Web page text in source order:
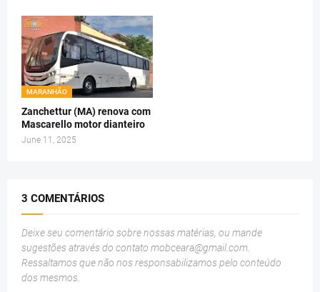
MARANHÃO
Zanchettur (MA) renova com
Mascarello motor dianteiro
June 11, 2025
3 COMENTÁRIOS
Deixe seu comentário sobre nossas matérias, ou mande
sugestões através do contato mobceara@gmail.com
Ressaltamos que não nos responsabilizamos pelo conteúdo
dos mesmos.